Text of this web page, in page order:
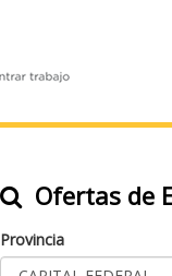
Ofertas de
Provincia